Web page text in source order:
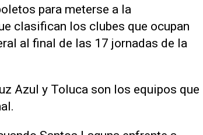
para meterse a la
clasifican los clubes que ocupan
al final de las 17 jornadas ‌de la
Azul y Toluca son los equipos que